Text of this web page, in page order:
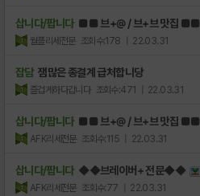
삽니다/팝니다 ■■ 브+@ / 브+브 맛집 ■■
월플리세전문 조회수:178 | 22.03.31
잡담 잼많은 종결계 급처합니당
즐겁게하다갑니다 조회수:471 | 22.03.31
삽니다/팝니다 ■■ 브+@ / 브+브 맛집 ■■
AFK리세전문 조회수:115 | 22.03.31
삽니다/팝니다 ◆◆브레이버+ 전문◆◆
AFK리세전문 조회수:77 | 22.03.31